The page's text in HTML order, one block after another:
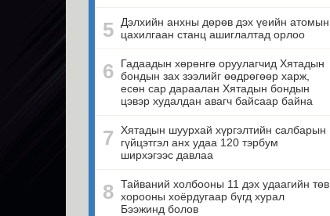
5
Дэлхийн анхны дөрөв дэх үеийн атомын
цахилгаан станц ашиглалтад орлоо
6
Гадаадын хөрөнгө оруулагчид Хятадын
бондын зах зээлийг өөдрөгөөр харж,
есөн сар дараалан Хятадын бондын
цэвэр худалдан авагч байсаар байна
7
Хятадын шуурхай хүргэлтийн салбарын
гүйцэтгэл анх удаа 120 тэрбум
ширхэгээс давлаа
8 Тайваний холбооны 11 дэх удаагийн төв
хорооны хоёрдугаар бүгд хурал
Бээжинд болов